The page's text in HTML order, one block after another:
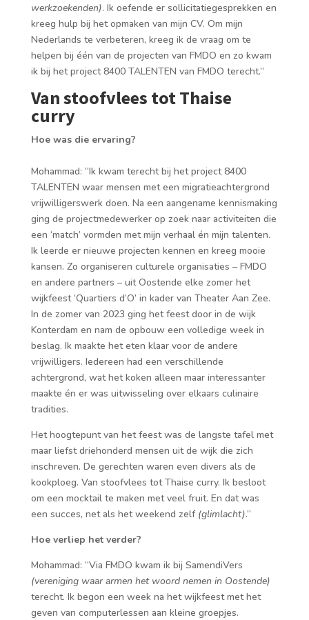
werkzoekenden). Ik oefende er sollicitatiegesprekken en
kreeg hulp bij het opmaken van mijn CV. Om mijn
Nederlands te verbeteren, kreeg ik de vraag om te
helpen bij één van de projecten van FMDO en zo kwam
ik bij het project 8400 TALENTEN van FMDO terecht.”
Van stoofvlees tot Thaise
curry
Hoe was die ervaring?
Mohammad: “Ik kwam terecht bij het project 8400
TALENTEN waar mensen met een migratieachtergrond
vrijwilligerswerk doen. Na een aangename kennismaking
ging de projectmedewerker op zoek naar activiteiten die
een ‘match’ vormden met mijn verhaal én mijn talenten.
Ik leerde er nieuwe projecten kennen en kreeg mooie
kansen. Zo organiseren culturele organisaties – FMDO
en andere partners – uit Oostende elke zomer het
wijkfeest ‘Quartiers d’O’ in kader van Theater Aan Zee.
In de zomer van 2023 ging het feest door in de wijk
Konterdam en nam de opbouw een volledige week in
beslag. Ik maakte het eten klaar voor de andere
vrijwilligers. Iedereen had een verschillende
achtergrond, wat het koken alleen maar interessanter
maakte én er was uitwisseling over elkaars culinaire
tradities.
Het hoogtepunt van het feest was de langste tafel met
maar liefst driehonderd mensen uit de wijk die zich
inschreven. De gerechten waren even divers als de
kookploeg. Van stoofvlees tot Thaise curry. Ik besloot
om een mocktail te maken met veel fruit. En dat was
een succes, net als het weekend zelf (glimlacht).”
Hoe verliep het verder?
Mohammad: “Via FMDO kwam ik bij SamendiVers
(vereniging waar armen het woord nemen in Oostende)
terecht. Ik begon een week na het wijkfeest met het
geven van computerlessen aan kleine groepjes.